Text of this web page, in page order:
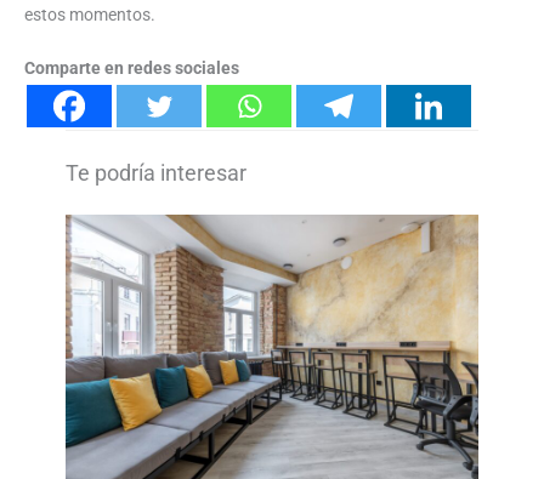
estos momentos.
Comparte en redes sociales